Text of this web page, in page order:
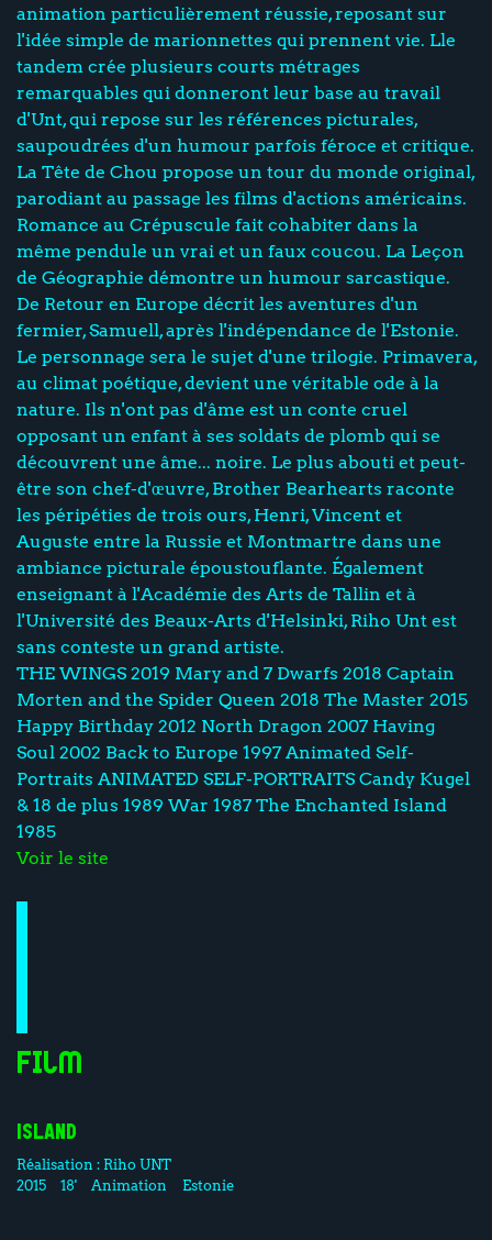
animation particulièrement réussie, reposant sur
l'idée simple de marionnettes qui prennent vie. Lle
tandem crée plusieurs courts métrages
remarquables qui donneront leur base au travail
d'Unt, qui repose sur les références picturales,
saupoudrées d'un humour parfois féroce et critique.
La Tête de Chou propose un tour du monde original,
parodiant au passage les films d'actions américains.
Romance au Crépuscule fait cohabiter dans la
même pendule un vrai et un faux coucou. La Leçon
de Géographie démontre un humour sarcastique.
De Retour en Europe décrit les aventures d'un
fermier, Samuell, après l'indépendance de l'Estonie.
Le personnage sera le sujet d'une trilogie. Primavera,
au climat poétique, devient une véritable ode à la
nature. Ils n'ont pas d'âme est un conte cruel
opposant un enfant à ses soldats de plomb qui se
découvrent une âme... noire. Le plus abouti et peut-
être son chef-d'œuvre, Brother Bearhearts raconte
les péripéties de trois ours, Henri, Vincent et
Auguste entre la Russie et Montmartre dans une
ambiance picturale époustouflante. Également
enseignant à l'Académie des Arts de Tallin et à
l'Université des Beaux-Arts d'Helsinki, Riho Unt est
sans conteste un grand artiste.
THE WINGS 2019 Mary and 7 Dwarfs 2018 Captain
Morten and the Spider Queen 2018 The Master 2015
Happy Birthday 2012 North Dragon 2007 Having
Soul 2002 Back to Europe 1997 Animated Self-
Portraits ANIMATED SELF-PORTRAITS Candy Kugel
& 18 de plus 1989 War 1987 The Enchanted Island
1985
Voir le site
Film
ISLAND
Réalisation : Riho UNT
2015
18' Animation Estonie